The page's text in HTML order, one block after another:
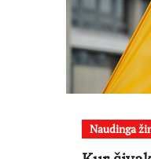
Naudinga